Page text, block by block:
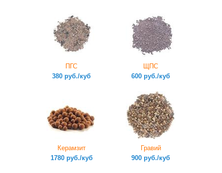
ПГС
380 руб./куб
ЩПС
600 руб./куб
Керамзит
1780 руб./куб
Гравий
900 руб./куб